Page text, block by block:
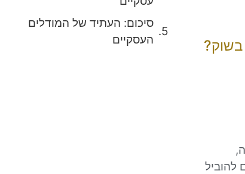
בשוק?
להוביל
סיכום: העתיד של המודלים
העסקיים